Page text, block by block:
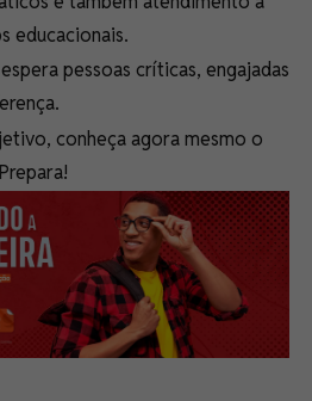
educacionais.
pessoas críticas, engajadas
conheça agora mesmo o